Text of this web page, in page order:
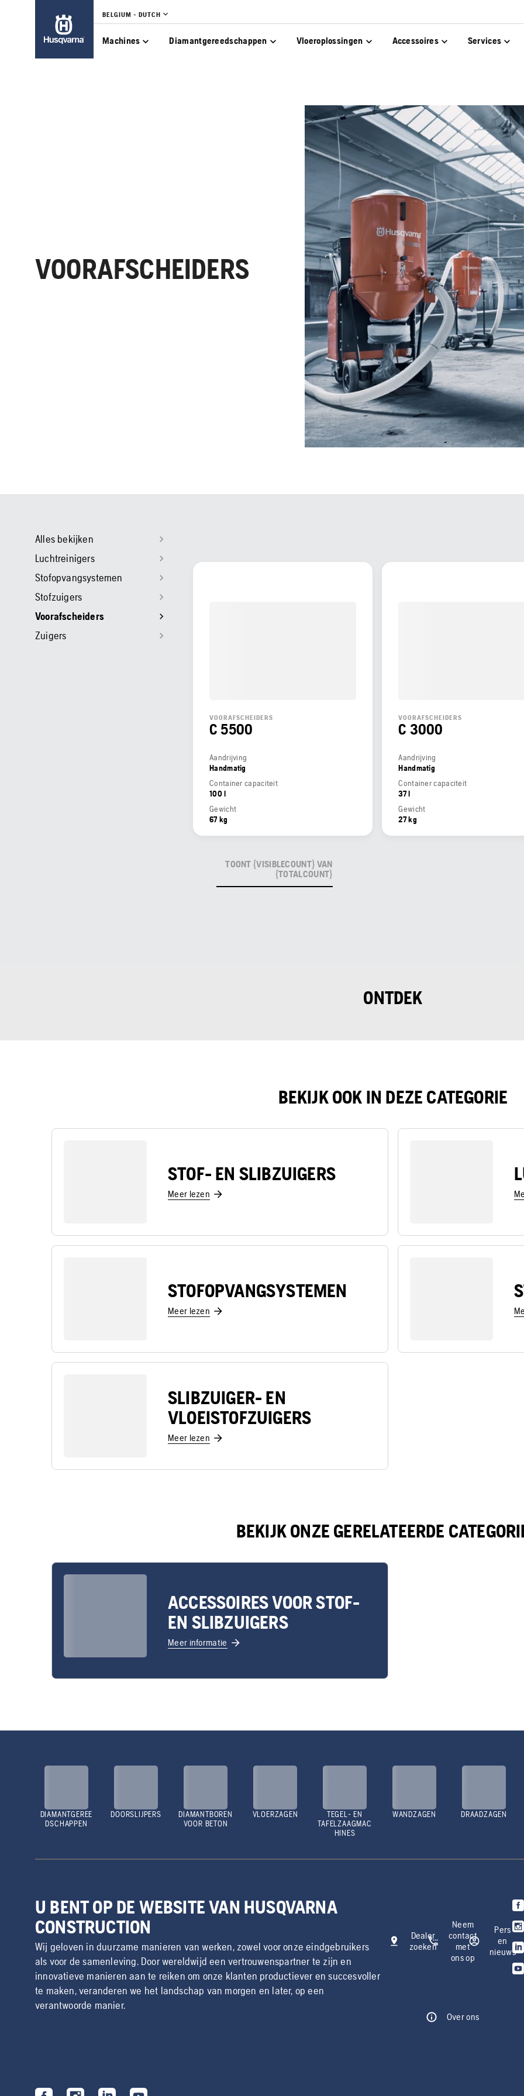
BELGIUM - DUTCH
Machines Diamantgereedschappen Vloeroplossingen Accessoires Services
VOORAFSCHEIDERS
Alles bekijken
Luchtreinigers
Stofopvangsystemen
Stofzuigers
Voorafscheiders
Zuigers
VOORAFSCHEIDERS
C 5500
Aandrijving
Handmatig
Container capaciteit
100 l
Gewicht
67 kg
VOORAFSCHEIDERS
C 3000
Aandrijving
Handmatig
Container capaciteit
37 l
Gewicht
27 kg
TOONT {VISIBLECOUNT} VAN
{TOTALCOUNT}
ONTDEK
BEKIJK OOK IN DEZE CATEGORIE
STOF- EN SLIBZUIGERS
Meer lezen
STOFOPVANGSYSTEMEN
Meer lezen
SLIBZUIGER- EN
VLOEISTOFZUIGERS
Meer lezen
BEKIJK ONZE GERELATEERDE
ACCESSOIRES VOOR STOF-
EN SLIBZUIGERS
Meer informatie
DIAMANTGEREE
DSCHAPPEN
DOORSLIJPERS
DIAMANTBOREN
VOOR BETON
VLOERZAGEN
TEGEL- EN
TAFELZAAGMAC
HINES
WANDZAGEN DRAADZAGEN
U BENT OP DE WEBSITE VAN HUSQVARNA
CONSTRUCTION
Wij geloven in duurzame manieren van werken, zowel voor onze eindgebruikers
als voor de samenleving. Door wereldwijd een vertrouwenspartner te zijn en
innovatieve manieren aan te reiken om onze klanten productiever en succesvoller
te maken, veranderen we het landschap van morgen en later, op een
verantwoorde manier.
Dealer
zoeken
Neem
contact
met
ons op
Pers
en
nieuws
Over ons